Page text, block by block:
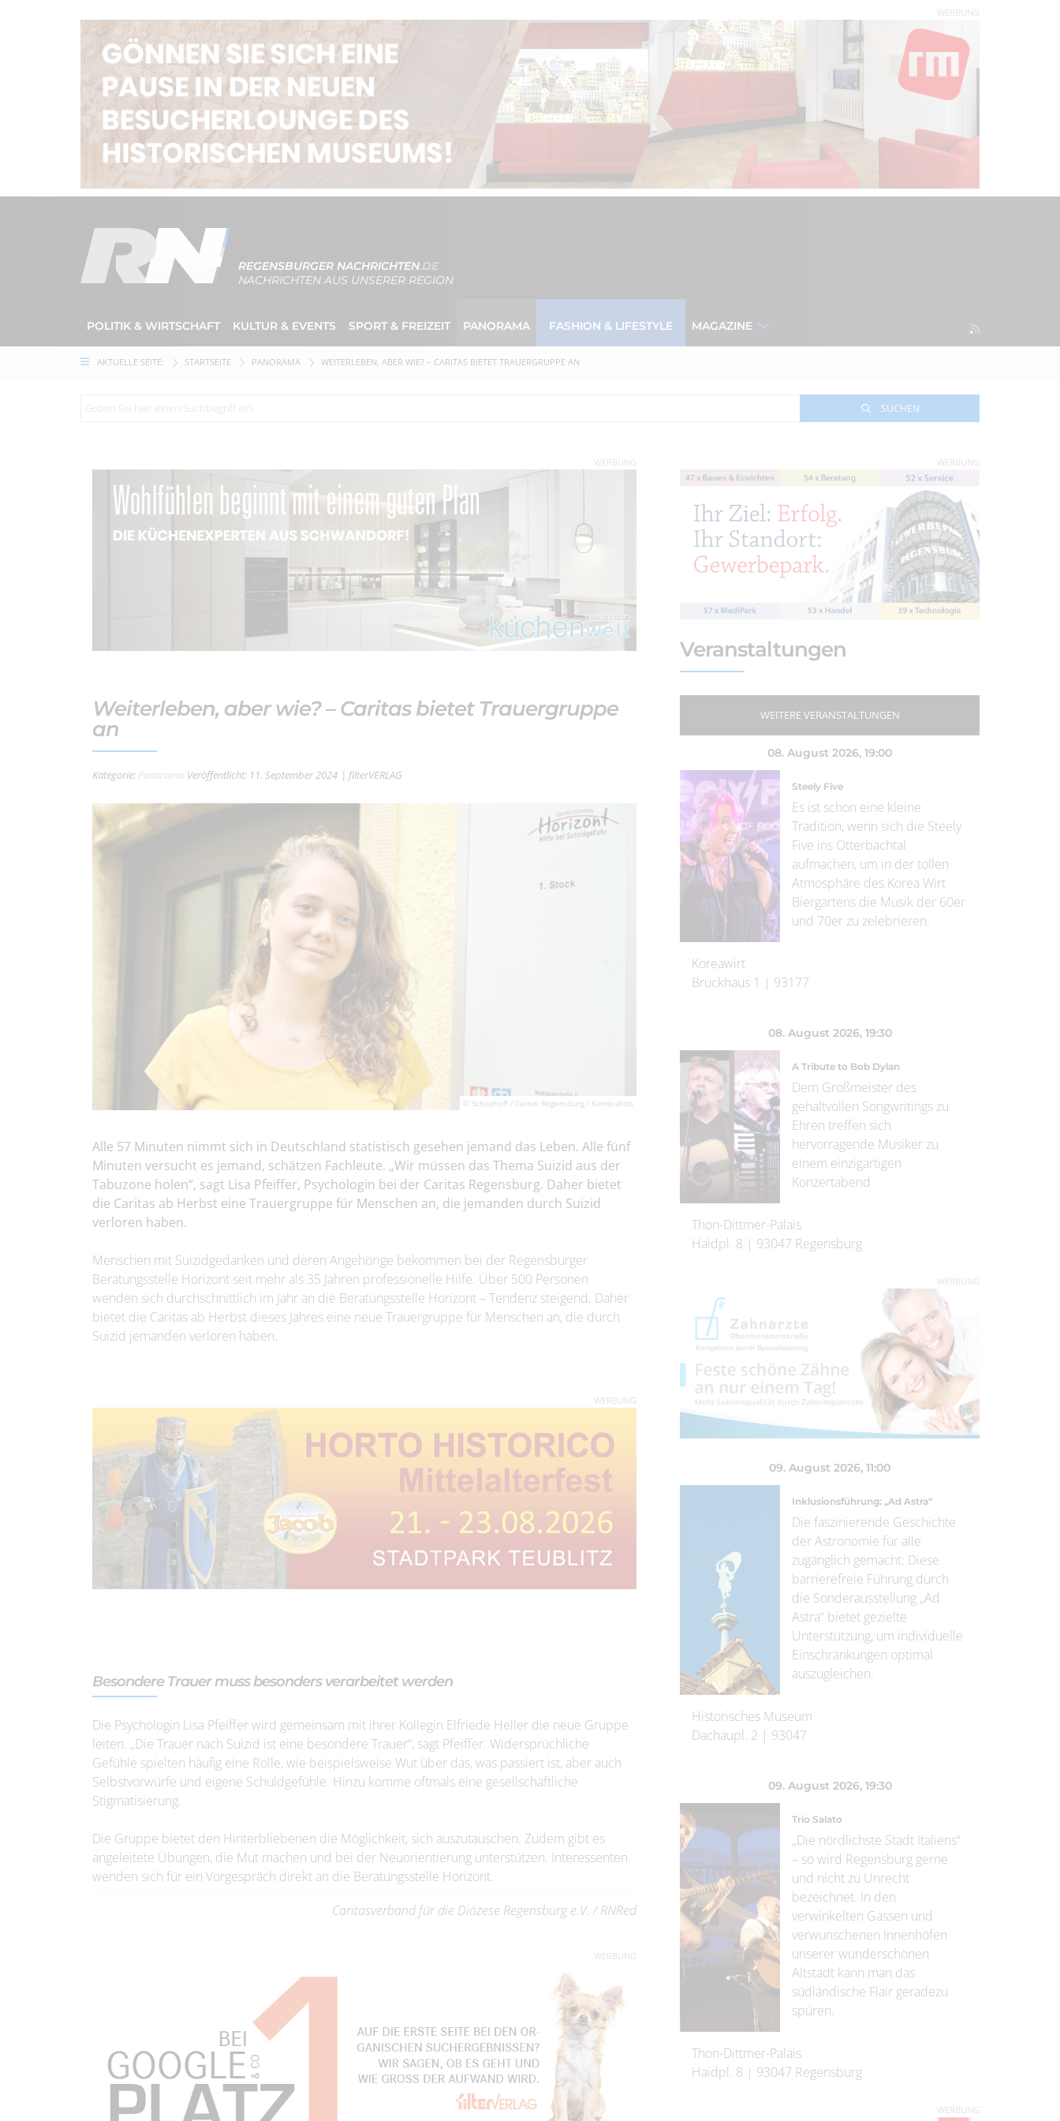
WERBUNG
REGENSBURGER NACHRICHTEN.DE
NACHRICHTEN AUS UNSERER REGION
POLITIK & WIRTSCHAFT KULTUR & EVENTS SPORT & FREIZEIT PANORAMA FASHION & LIFESTYLE MAGAZINE
AKTUELLE SEITE: STARTSEITE PANORAMA WEITERLEBEN, ABER WIE? – CARITAS BIETET TRAUERGRUPPE AN
SUCHEN
WERBUNG
Weiterleben, aber wie? – Caritas bietet Trauergruppe
an
Kategorie: Panorama Veröffentlicht: 11. September 2024 | filterVERLAG
© Schophoff / Caritas Regensburg / Kamerafoto
Alle 57 Minuten nimmt sich in Deutschland statistisch gesehen jemand das Leben. Alle fünf
Minuten versucht es jemand, schätzen Fachleute. „Wir müssen das Thema Suizid aus der
Tabuzone holen“, sagt Lisa Pfeiffer, Psychologin bei der Caritas Regensburg. Daher bietet
die Caritas ab Herbst eine Trauergruppe für Menschen an, die jemanden durch Suizid
verloren haben.
Menschen mit Suizidgedanken und deren Angehörige bekommen bei der Regensburger
Beratungsstelle Horizont seit mehr als 35 Jahren professionelle Hilfe. Über 500 Personen
wenden sich durchschnittlich im Jahr an die Beratungsstelle Horizont – Tendenz steigend. Daher
bietet die Caritas ab Herbst dieses Jahres eine neue Trauergruppe für Menschen an, die durch
Suizid jemanden verloren haben.
WERBUNG
Besondere Trauer muss besonders verarbeitet werden
Die Psychologin Lisa Pfeiffer wird gemeinsam mit ihrer Kollegin Elfriede Heller die neue Gruppe
leiten. „Die Trauer nach Suizid ist eine besondere Trauer“, sagt Pfeiffer. Widersprüchliche
Gefühle spielten häufig eine Rolle, wie beispielsweise Wut über das, was passiert ist, aber auch
Selbstvorwürfe und eigene Schuldgefühle. Hinzu komme oftmals eine gesellschaftliche
Stigmatisierung.
Die Gruppe bietet den Hinterbliebenen die Möglichkeit, sich auszutauschen. Zudem gibt es
angeleitete Übungen, die Mut machen und bei der Neuorientierung unterstützen. Interessenten
wenden sich für ein Vorgespräch direkt an die Beratungsstelle Horizont.
Caritasverband für die Diözese Regensburg e.V. / RNRed
WERBUNG
WERBUNG
Veranstaltungen
WEITERE VERANSTALTUNGEN
08. August 2026, 19:00
Steely Five
Es ist schon eine kleine
Tradition, wenn sich die Steely
Five ins Otterbachtal
aufmachen, um in der tollen
Atmosphäre des Korea Wirt
Biergartens die Musik der 60er
und 70er zu zelebrieren.
Koreawirt
Bruckhaus 1 | 93177
08. August 2026, 19:30
A Tribute to Bob Dylan
Dem Großmeister des
gehaltvollen Songwritings zu
Ehren treffen sich
hervorragende Musiker zu
einem einzigartigen
Konzertabend
Thon-Dittmer-Palais
Haidpl. 8 | 93047 Regensburg
WERBUNG
09. August 2026, 11:00
Inklusionsführung: „Ad Astra“
Die faszinierende Geschichte
der Astronomie für alle
zugänglich gemacht: Diese
barrierefreie Führung durch
die Sonderausstellung „Ad
Astra“ bietet gezielte
Unterstützung, um individuelle
Einschränkungen optimal
auszugleichen.
Historisches Museum
Dachaupl. 2 | 93047
09. August 2026, 19:30
Trio Salato
„Die nördlichste Stadt Italiens“
– so wird Regensburg gerne
und nicht zu Unrecht
bezeichnet. In den
verwinkelten Gassen und
verwunschenen Innenhöfen
unserer wunderschönen
Altstadt kann man das
südländische Flair geradezu
spüren.
Thon-Dittmer-Palais
Haidpl. 8 | 93047 Regensburg
WERBUNG